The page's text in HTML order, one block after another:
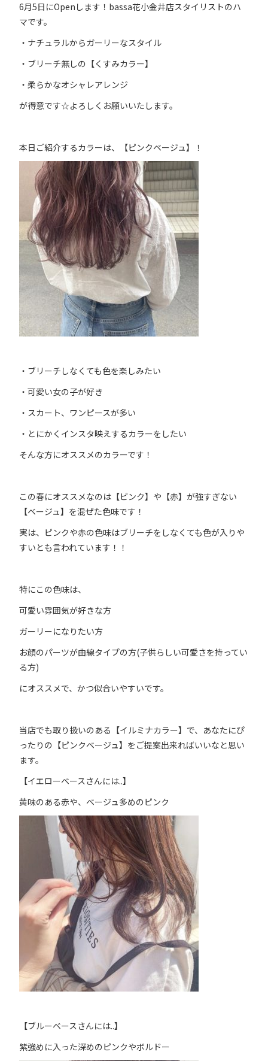
6月5日にOpenします！bassa花小金井店スタイリストのハ
マです。
・ナチュラルからガーリーなスタイル
・ブリーチ無しの【くすみカラー】
・柔らかなオシャレアレンジ
が得意です☆よろしくお願いいたします。
本日ご紹介するカラーは、【ピンクベージュ】！
・ブリーチしなくても色を楽しみたい
・可愛い女の子が好き
・スカート、ワンピースが多い
・とにかくインスタ映えするカラーをしたい
そんな方にオススメのカラーです！
この春にオススメなのは【ピンク】や【赤】が強すぎない
【ベージュ】を混ぜた色味です！
実は、ピンクや赤の色味はブリーチをしなくても色が入りや
すいとも言われています！！
特にこの色味は、
可愛い雰囲気が好きな方
ガーリーになりたい方
お顔のパーツが曲線タイプの方(子供らしい可愛さを持ってい
る方)
にオススメで、かつ似合いやすいです。
当店でも取り扱いのある【イルミナカラー】で、あなたにぴ
ったりの【ピンクベージュ】をご提案出来ればいいなと思い
ます。
【イエローベースさんには..】
黄味のある赤や、ベージュ多めのピンク
【ブルーベースさんには..】
紫強めに入った深めのピンクやボルドー